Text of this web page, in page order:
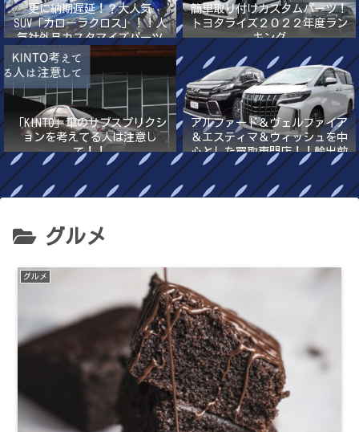
更に納期遅延！？大人気
SUV「カローラクロス」！！人
気社外品カスタマイズパーツ
2022年最新版！！
簡単取り付けカスタムパーツ！
トヨタライズ２０２２年度ラン
キング
「KINTO」車のサブスプリクシ
ョンを考えてる人は注意し
て！！
アルファード＆ヴェルファイア
＆エスティマ＆ウィッシュを中
心とした買取専門店！！輸出前
提の高額買取
グルメ
グルメ